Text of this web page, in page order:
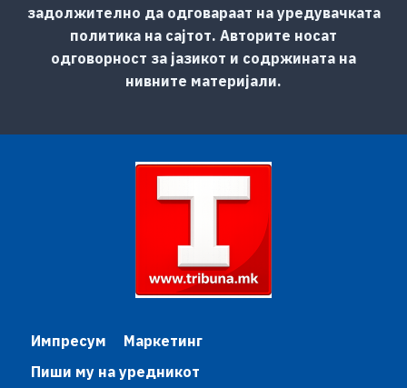
задолжително да одговараат на уредувачката
политика на сајтот. Авторите носат
одговорност за јазикот и содржината на
нивните материјали.
Импресум
Маркетинг
Пиши му на уредникот